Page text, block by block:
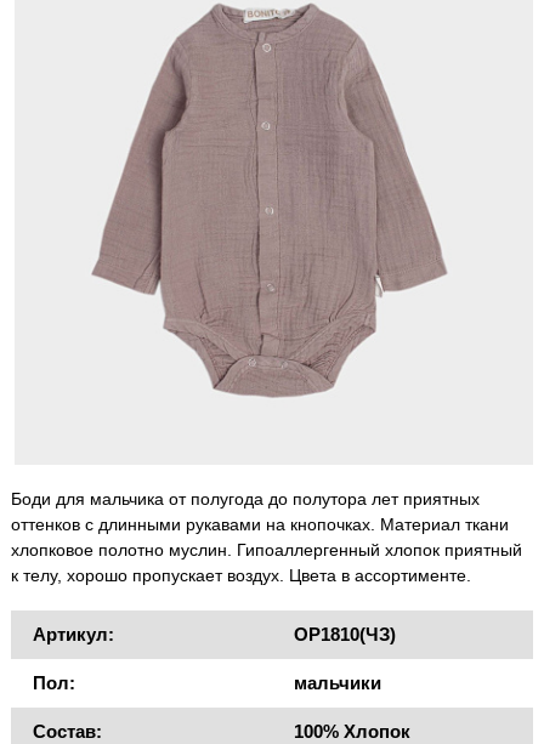
Боди для мальчика от полугода до полутора лет приятных
оттенков с длинными рукавами на кнопочках. Материал ткани
хлопковое полотно муслин. Гипоаллергенный хлопок приятный
к телу, хорошо пропускает воздух. Цвета в ассортименте.
Артикул: OP1810(ЧЗ)
Пол: мальчики
Состав: 100% Хлопок